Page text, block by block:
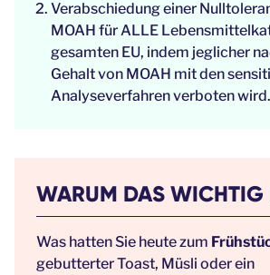
Verabschiedung einer
MOAH für ALLE
gesamten EU, indem jeglicher
Gehalt von MOAH mit den
Analyseverfahren verboten wird.
WARUM DAS WICHTIG
Was hatten Sie heute zum
gebutterter Toast, Müsli oder ein